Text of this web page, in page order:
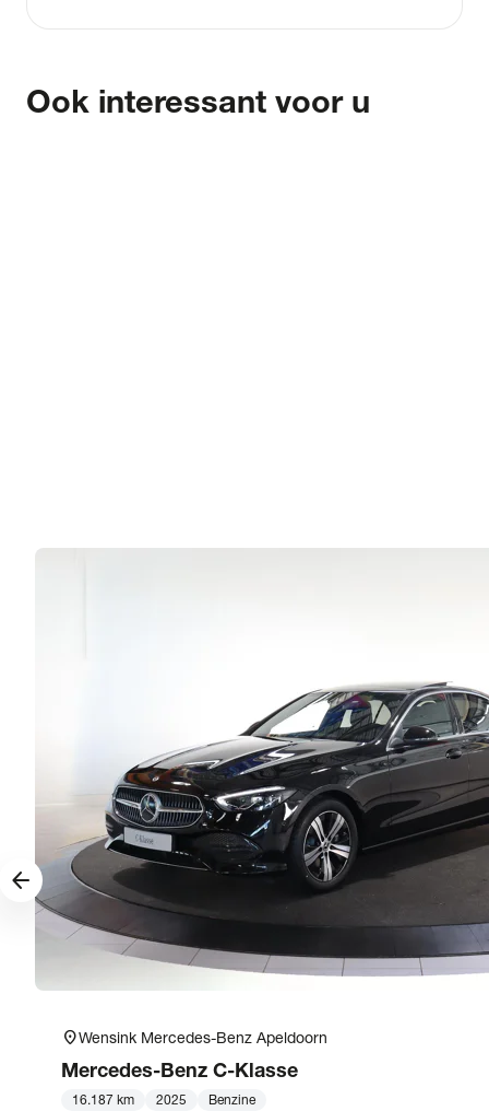
Ook interessant voor u
location_onWensink Mercedes-Benz Apeldoorn
Mercedes-Benz C-Klasse
16.187 km 2025 Benzine
arrow_forward